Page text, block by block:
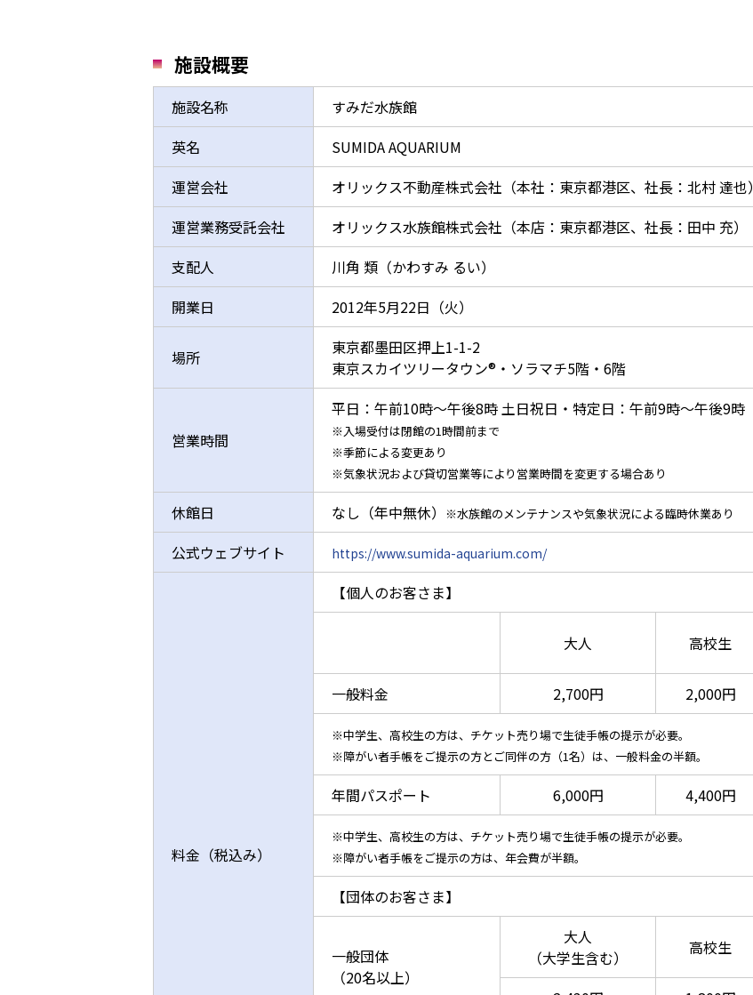
施設概要
施設名称
すみだ水族館
英名
SUMIDA AQUARIUM
運営会社
オリックス不動産株式会社（本社：東京都港区、社長：北村 達也）
運営業務受託会社
オリックス水族館株式会社（本店：東京都港区、社長：田中 充）
支配人
川角 類（かわすみ るい）
開業日
2012年5月22日（火）
場所
東京都墨田区押上1-1-2
東京スカイツリータウン®・ソラマチ5階・6階
営業時間
平日：午前10時～午後8時 土日祝日・特定日：午前9時～午後9時
※入場受付は閉館の1時間前まで
※季節による変更あり
※気象状況および貸切営業等により営業時間を変更する場合あり
休館日 なし（年中無休） ※水族館のメンテナンスや気象状況による臨時休業あり
公式ウェブサイト https://www.sumida-aquarium.com/
料金（税込み）
【個人のお客さま】
大人 高校生
一般料金
2,700円 2,000円
※中学生、高校生の方は、チケット売り場で生徒手帳の提示が必要。
※障がい者手帳をご提示の方とご同伴の方（1名）は、一般料金の半額。
年間パスポート 6,000円 4,400円
※中学生、高校生の方は、チケット売り場で生徒手帳の提示が必要。
※障がい者手帳をご提示の方は、年会費が半額。
【団体のお客さま】
一般団体
（20名以上）
大人
（大学生含む）
高校生